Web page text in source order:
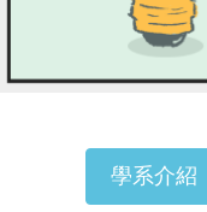
學系介紹